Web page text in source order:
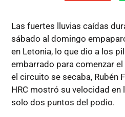
Las fuertes lluvias caídas
sábado al domingo
en Letonia, lo que dio a los
embarrado para comenzar
el circuito se secaba, Rubén
HRC mostró su velocidad en
solo dos puntos del podio.